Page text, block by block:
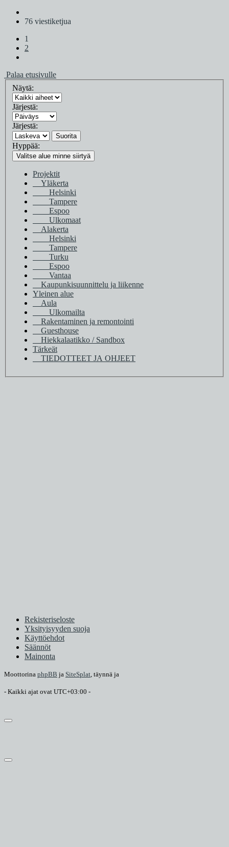
76 viestiketjua
1
2
Palaa etusivulle
Näytä:
Järjestä:
Järjestä:
Suorita
Hyppää:
Valitse alue minne siirtyä
Projektit
Yläkerta
Helsinki
Tampere
Espoo
Ulkomaat
Alakerta
Helsinki
Tampere
Turku
Espoo
Vantaa
Kaupunkisuunnittelu ja liikenne
Yleinen alue
Aula
Ulkomailta
Rakentaminen ja remontointi
Guesthouse
Hiekkalaatikko / Sandbox
Tärkeät
TIEDOTTEET JA OHJEET
Rekisteriseloste
Yksityisyyden suoja
Käyttöehdot
Säännöt
Mainonta
Moottorina phpBB ja SiteSplat , täynnä ja
- Kaikki ajat ovat UTC+03:00 -